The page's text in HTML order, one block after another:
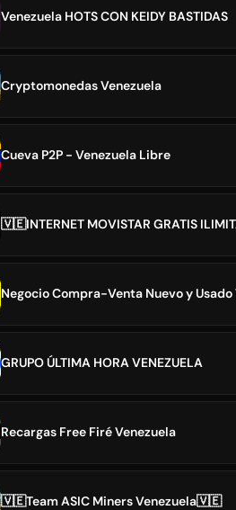
Venezuela HOTS CON KEIDY BASTIDAS
Cryptomonedas Venezuela
Cueva P2P - Venezuela Libre
️🇻🇪INTERNET MOVISTAR GRATIS
Negocio Compra-Venta Nuevo y
GRUPO ÚLTIMA HORA VENEZUELA
Recargas Free Firé Venezuela
🇻🇪Team ASIC Miners Venezuela🇻🇪